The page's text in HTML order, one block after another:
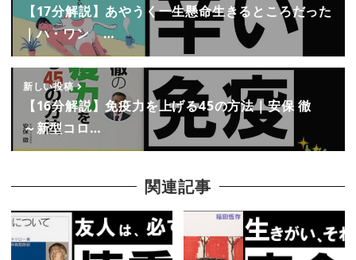
【17分解説】あやうく一生懸命生きるところだった
｜ハ・ワン …
新しい投稿
【16分解説】免疫力を上げる45の方法｜安保 徹
～新型コロ…
関連記事